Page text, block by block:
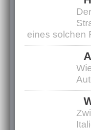
eines solchen